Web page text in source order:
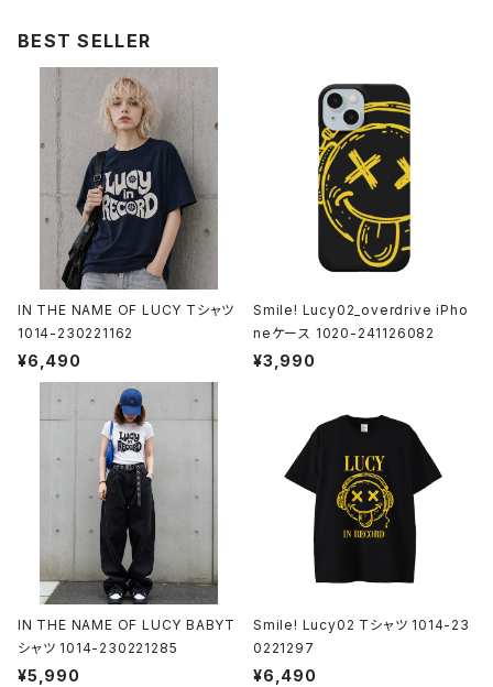
BEST SELLER
IN THE NAME OF LUCY Tシャツ
1014-230221162
¥6,490
Smile! Lucy02_overdrive iPho
neケース 1020-241126082
¥3,990
IN THE NAME OF LUCY BABYT
シャツ 1014-230221285
¥5,990
Smile! Lucy02 Tシャツ 1014-23
0221297
¥6,490